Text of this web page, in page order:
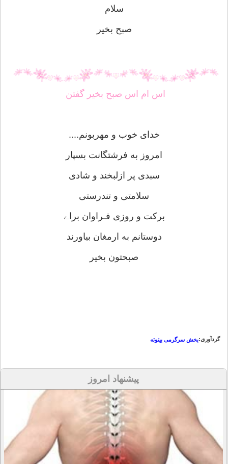
سلام
صبح بخیر
اس ام اس صبح بخیر گفتن
خدای خوب و مهربونم....
امروز به فرشتگانت بسپار
سبدی پر ازلبخند و شادی
سلامتی و تندرستی
برکت و روزی فـراوان براے
دوستانم به ارمغان بیاورند
صبحتون بخیر
گردآوری:بخش سرگرمی بیتوته
پیشنهاد امروز